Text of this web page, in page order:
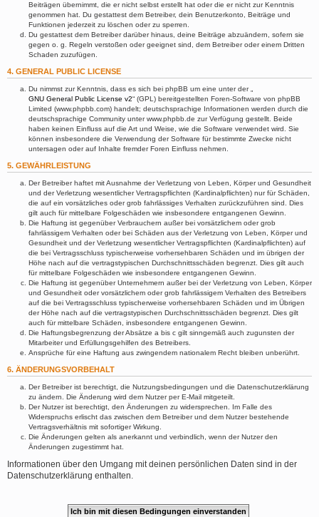
Beiträgen übernimmt, die er nicht selbst erstellt hat oder die er nicht zur Kenntnis
genommen hat. Du gestattest dem Betreiber, dein Benutzerkonto, Beiträge und
Funktionen jederzeit zu löschen oder zu sperren.
Du gestattest dem Betreiber darüber hinaus, deine Beiträge abzuändern, sofern sie
gegen o. g. Regeln verstoßen oder geeignet sind, dem Betreiber oder einem Dritten
Schaden zuzufügen.
4. GENERAL PUBLIC LICENSE
Du nimmst zur Kenntnis, dass es sich bei phpBB um eine unter der „
GNU General Public License v2“ (GPL) bereitgestellten Foren-Software von phpBB
Limited (www.phpbb.com) handelt; deutschsprachige Informationen werden durch die
deutschsprachige Community unter www.phpbb.de zur Verfügung gestellt. Beide
haben keinen Einfluss auf die Art und Weise, wie die Software verwendet wird. Sie
können insbesondere die Verwendung der Software für bestimmte Zwecke nicht
untersagen oder auf Inhalte fremder Foren Einfluss nehmen.
5. GEWÄHRLEISTUNG
Der Betreiber haftet mit Ausnahme der Verletzung von Leben, Körper und Gesundheit
und der Verletzung wesentlicher Vertragspflichten (Kardinalpflichten) nur für Schäden,
die auf ein vorsätzliches oder grob fahrlässiges Verhalten zurückzuführen sind. Dies
gilt auch für mittelbare Folgeschäden wie insbesondere entgangenen Gewinn.
Die Haftung ist gegenüber Verbrauchern außer bei vorsätzlichem oder grob
fahrlässigem Verhalten oder bei Schäden aus der Verletzung von Leben, Körper und
Gesundheit und der Verletzung wesentlicher Vertragspflichten (Kardinalpflichten) auf
die bei Vertragsschluss typischerweise vorhersehbaren Schäden und im übrigen der
Höhe nach auf die vertragstypischen Durchschnittsschäden begrenzt. Dies gilt auch
für mittelbare Folgeschäden wie insbesondere entgangenen Gewinn.
Die Haftung ist gegenüber Unternehmern außer bei der Verletzung von Leben, Körper
und Gesundheit oder vorsätzlichem oder grob fahrlässigem Verhalten des Betreibers
auf die bei Vertragsschluss typischerweise vorhersehbaren Schäden und im Übrigen
der Höhe nach auf die vertragstypischen Durchschnittsschäden begrenzt. Dies gilt
auch für mittelbare Schäden, insbesondere entgangenen Gewinn.
Die Haftungsbegrenzung der Absätze a bis c gilt sinngemäß auch zugunsten der
Mitarbeiter und Erfüllungsgehilfen des Betreibers.
Ansprüche für eine Haftung aus zwingendem nationalem Recht bleiben unberührt.
6. ÄNDERUNGSVORBEHALT
Der Betreiber ist berechtigt, die Nutzungsbedingungen und die Datenschutzerklärung
zu ändern. Die Änderung wird dem Nutzer per E-Mail mitgeteilt.
Der Nutzer ist berechtigt, den Änderungen zu widersprechen. Im Falle des
Widerspruchs erlischt das zwischen dem Betreiber und dem Nutzer bestehende
Vertragsverhältnis mit sofortiger Wirkung.
Die Änderungen gelten als anerkannt und verbindlich, wenn der Nutzer den
Änderungen zugestimmt hat.
Informationen über den Umgang mit deinen persönlichen Daten sind in der
Datenschutzerklärung enthalten.